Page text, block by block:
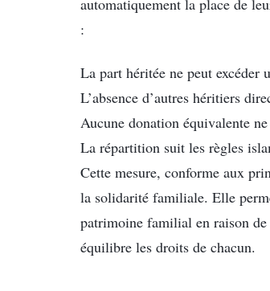
automatiquement la place de
:
La part héritée ne peut excéder
L’absence d’autres héritiers
Aucune donation équivalente
La répartition suit les règles
Cette mesure, conforme aux
la solidarité familiale. Elle
patrimoine familial en raison de
équilibre les droits de chacun.